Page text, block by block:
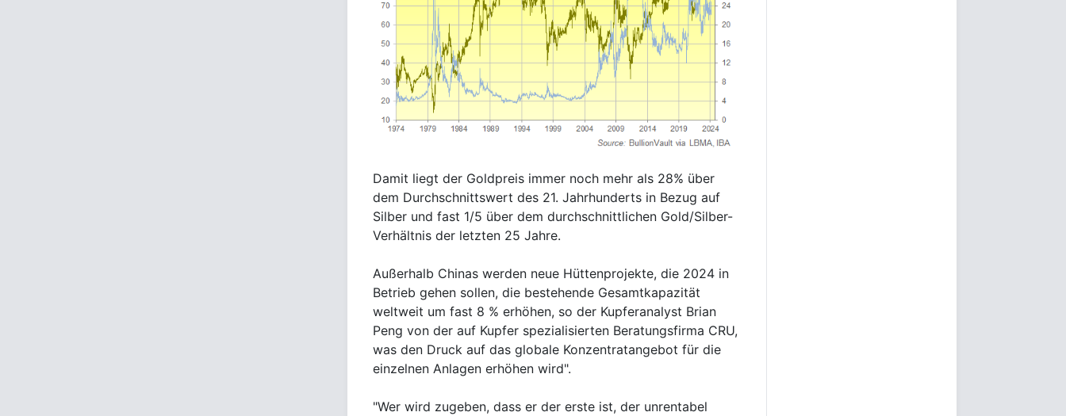
Damit liegt der Goldpreis immer noch mehr als 28% über
dem Durchschnittswert des 21. Jahrhunderts in Bezug auf
Silber und fast 1/5 über dem durchschnittlichen Gold/Silber-
Verhältnis der letzten 25 Jahre.
Außerhalb Chinas werden neue Hüttenprojekte, die 2024 in
Betrieb gehen sollen, die bestehende Gesamtkapazität
weltweit um fast 8 % erhöhen, so der Kupferanalyst Brian
Peng von der auf Kupfer spezialisierten Beratungsfirma CRU,
was den Druck auf das globale Konzentratangebot für die
einzelnen Anlagen erhöhen wird".
"Wer wird zugeben, dass er der erste ist, der unrentabel